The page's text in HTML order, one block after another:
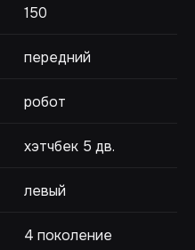
150
передний
робот
хэтчбек 5 дв.
левый
4 поколение